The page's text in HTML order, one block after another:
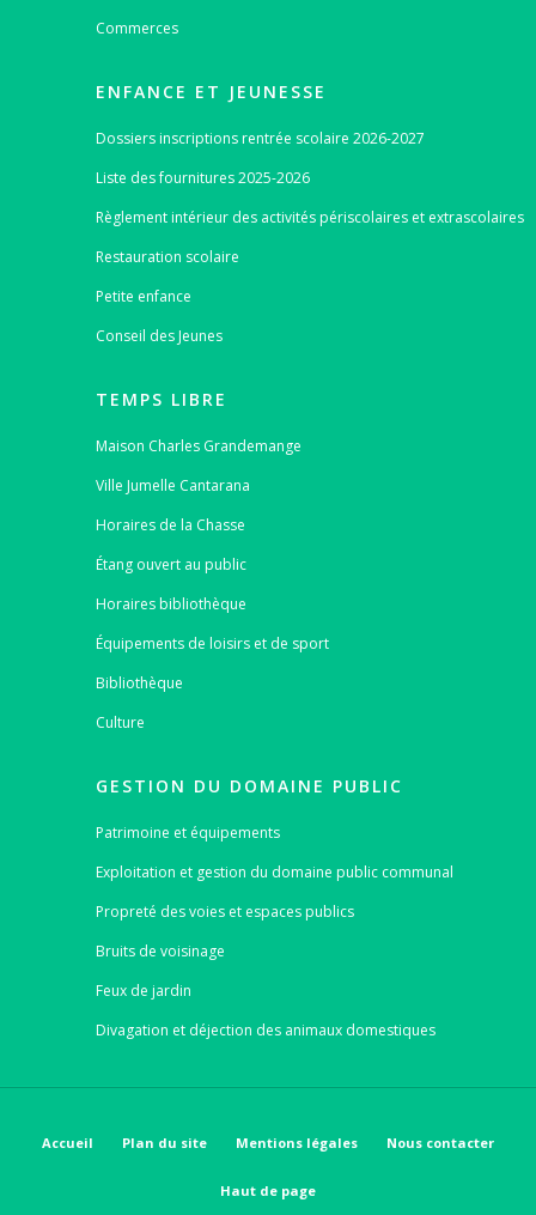
Commerces
ENFANCE ET JEUNESSE
Dossiers inscriptions rentrée scolaire 2026-2027
Liste des fournitures 2025-2026
Règlement intérieur des activités périscolaires et extrascolaires
Restauration scolaire
Petite enfance
Conseil des Jeunes
TEMPS LIBRE
Maison Charles Grandemange
Ville Jumelle Cantarana
Horaires de la Chasse
Étang ouvert au public
Horaires bibliothèque
Équipements de loisirs et de sport
Bibliothèque
Culture
GESTION DU DOMAINE PUBLIC
Patrimoine et équipements
Exploitation et gestion du domaine public communal
Propreté des voies et espaces publics
Bruits de voisinage
Feux de jardin
Divagation et déjection des animaux domestiques
Accueil Plan du site Mentions légales Nous contacter
Haut de page